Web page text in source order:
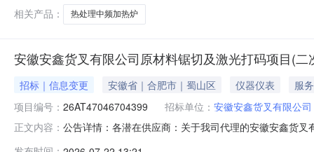
相关产品：
热处理中频加热炉
安徽安鑫货叉有限公司原材料锯切及激光打码项目(二
招标｜信息变更 安徽省｜合肥市｜蜀山区 仪器仪表
服务
项目编号： 26AT47046704399 招标单位： 安徽安鑫货叉有限公司
正文内容： 公告详情：各潜在供应商：关于我司代理的安徽安鑫货